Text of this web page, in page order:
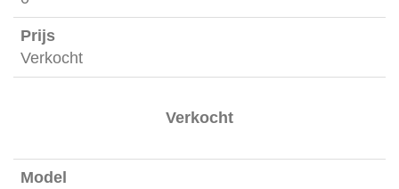
Verkocht
Verkocht